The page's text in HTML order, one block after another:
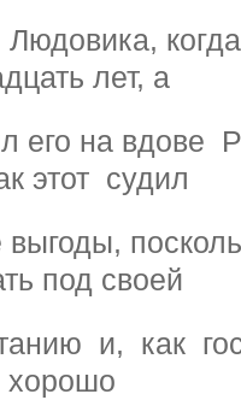
лет, а
его на вдове
этот судил
под своей
и, как